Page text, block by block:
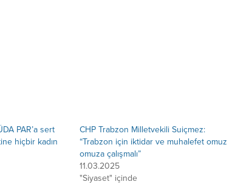
PAR’a sert
hiçbir kadın
CHP Trabzon Milletvekili Suiçmez:
“Trabzon için iktidar ve muhalefet omuz
omuza çalışmalı”
11.03.2025
"Siyaset" içinde